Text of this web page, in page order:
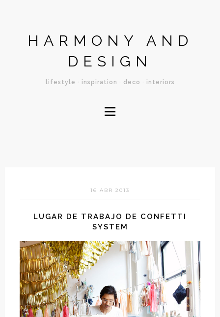
HARMONY AND
DESIGN
lifestyle · inspiration · deco · interiors
≡
16 ABR 2013
LUGAR DE TRABAJO DE CONFETTI
SYSTEM